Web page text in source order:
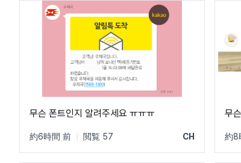
무슨 폰트인지 알려주세요 ㅠㅠㅠ
約6時間 前 閲覧 57 CH
무
約8